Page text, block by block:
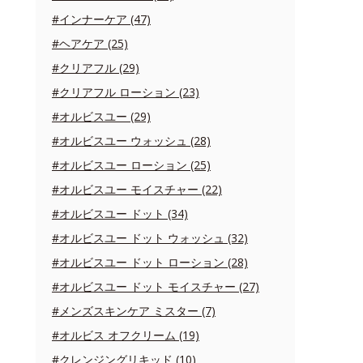
#インナーケア (47)
#ヘアケア (25)
#クリアフル (29)
#クリアフル ローション (23)
#オルビスユー (29)
#オルビスユー ウォッシュ (28)
#オルビスユー ローション (25)
#オルビスユー モイスチャー (22)
#オルビスユー ドット (34)
#オルビスユー ドット ウォッシュ (32)
#オルビスユー ドット ローション (28)
#オルビスユー ドット モイスチャー (27)
#メンズスキンケア ミスター (7)
#オルビス オフクリーム (19)
#クレンジングリキッド (10)